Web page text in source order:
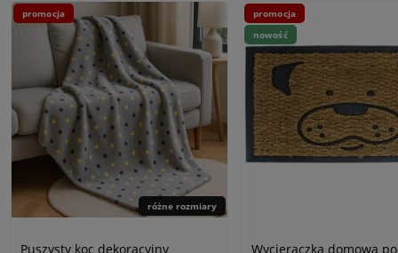
różne rozmiary
Puszysty koc dekoracyjny
promocja
Wycieraczka domowa
promocja
nowość